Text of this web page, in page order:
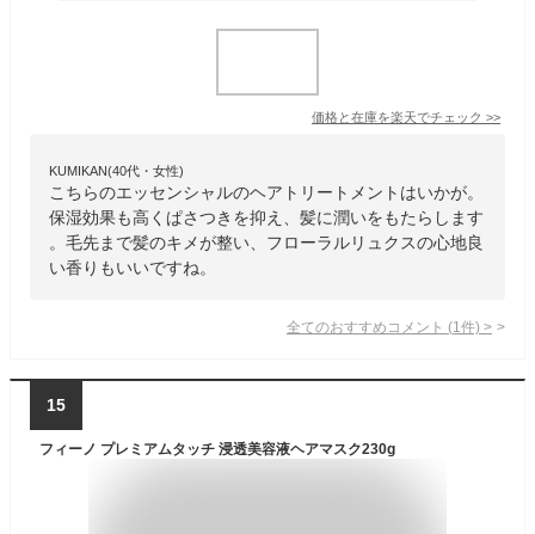
価格と在庫を楽天でチェック >>
KUMIKAN(40代・女性)
こちらのエッセンシャルのヘアトリートメントはいかが。
保湿効果も高くぱさつきを抑え、髪に潤いをもたらします
。毛先まで髪のキメが整い、フローラルリュクスの心地良
い香りもいいですね。
全てのおすすめコメント (1 件) >
15
フィーノ プレミアムタッチ 浸透美容液ヘアマスク230g